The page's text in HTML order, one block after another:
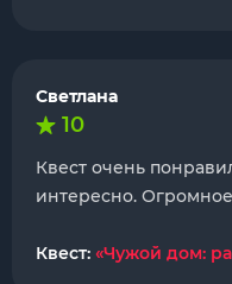
Светлана
10
Квест очень
интересно.
Квест: «Чужой дом: